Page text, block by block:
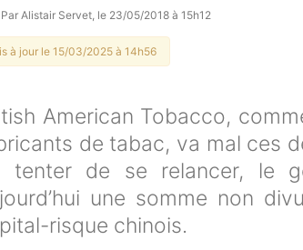
Par Alistair Servet , le 23/05/2018 à 15h12
à jour le 15/03/2025 à 14h56
American Tobacco,
de tabac, va mal ces
tenter de se relancer, le
une somme non
risque chinois.